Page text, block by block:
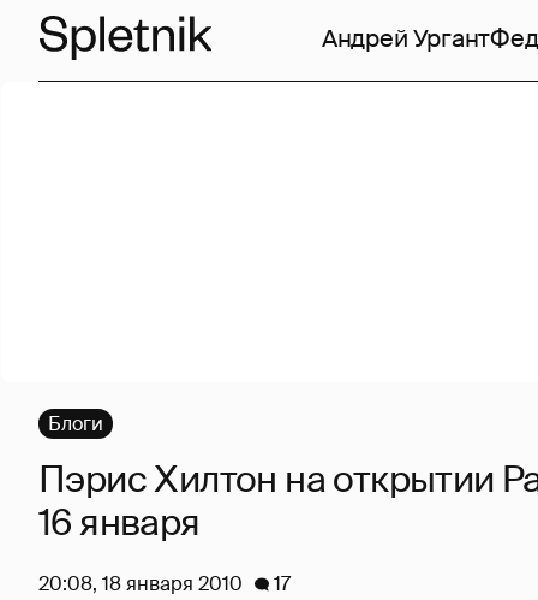
Андрей Ургант
Блоги
Пэрис Хилтон на открытии
16 января
20:08, 18 января 2010
17